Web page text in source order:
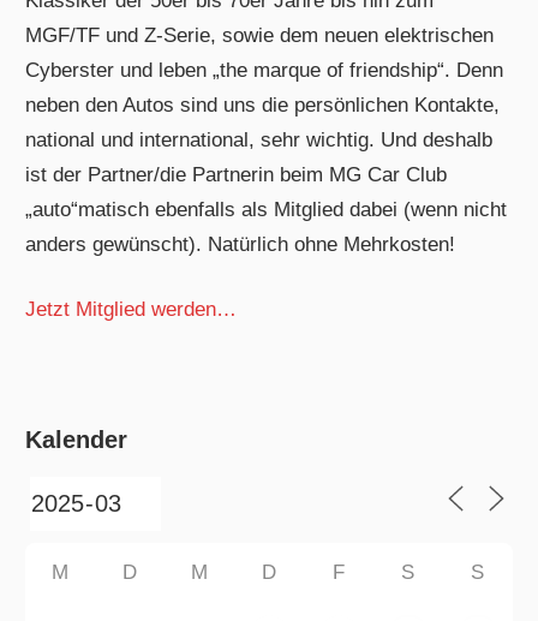
MGF/TF und Z-Serie, sowie dem neuen elektrischen
Cyberster und leben „the marque of friendship“. Denn
neben den Autos sind uns die persönlichen Kontakte,
national und international, sehr wichtig. Und deshalb
ist der Partner/die Partnerin beim MG Car Club
„auto“matisch ebenfalls als Mitglied dabei (wenn nicht
anders gewünscht). Natürlich ohne Mehrkosten!
Jetzt Mitglied werden…
Kalender
M D M D F S S